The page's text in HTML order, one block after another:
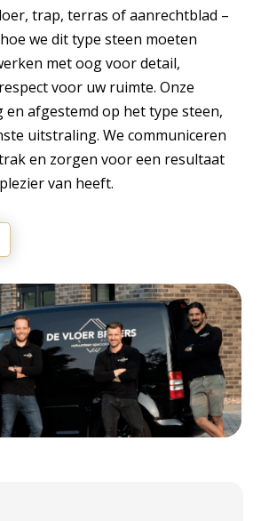
trap, terras of aanrechtblad –
we dit type steen moeten
met oog voor detail,
voor uw ruimte. Onze
en afgestemd op het type steen,
uitstraling. We communiceren
en zorgen voor een resultaat
van heeft.